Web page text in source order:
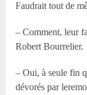
Faudrait tout de
– Comment, leur
Robert Bourrelier.
– Oui, à seule fin
dévorés par